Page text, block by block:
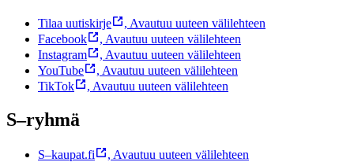
Tilaa uutiskirje , Avautuu uuteen välilehteen
Facebook
, Avautuu uuteen välilehteen
Instagram
, Avautuu uuteen välilehteen
YouTube
, Avautuu uuteen välilehteen
TikTok
, Avautuu uuteen välilehteen
S–ryhmä
S–kaupat.fi , Avautuu uuteen välilehteen